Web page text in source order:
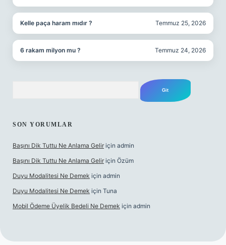
Kelle paça haram mıdır ? Temmuz 25, 2026
6 rakam milyon mu ? Temmuz 24, 2026
SON YORUMLAR
Başını Dik Tuttu Ne Anlama Gelir için admin
Başını Dik Tuttu Ne Anlama Gelir için Özüm
Duyu Modalitesi Ne Demek için admin
Duyu Modalitesi Ne Demek için Tuna
Mobil Ödeme Üyelik Bedeli Ne Demek için admin